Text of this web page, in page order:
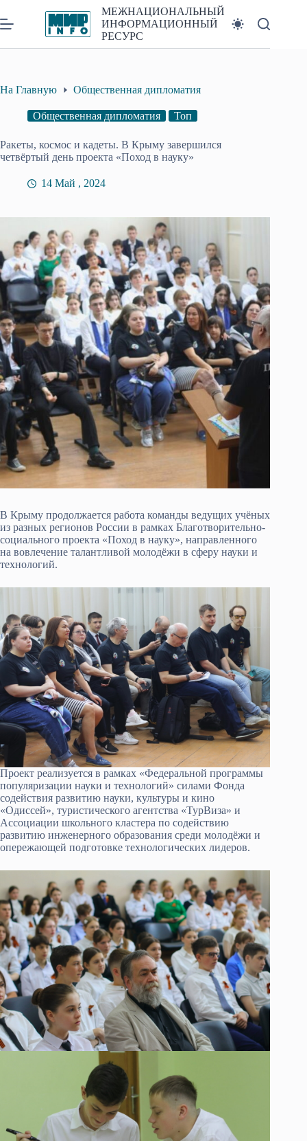
к
сути
МЕЖНАЦИОНАЛЬНЫЙ
ИНФОРМАЦИОННЫЙ
РЕСУРС
На Главную Общественная дипломатия
Общественная дипломатия Топ
Ракеты, космос и кадеты. В Крыму завершился
четвёртый день проекта «Поход в науку»
14 Май , 2024
В Крыму продолжается работа команды ведущих учёных
из разных регионов России в рамках Благотворительно-
социального проекта «Поход в науку», направленного
на вовлечение талантливой молодёжи в сферу науки и
технологий.
Проект реализуется в рамках «Федеральной программы
популяризации науки и технологий» силами Фонда
содействия развитию науки, культуры и кино
«Одиссей», туристического агентства «ТурВиза» и
Ассоциации школьного кластера по содействию
развитию инженерного образования среди молодёжи и
опережающей подготовке технологических лидеров.